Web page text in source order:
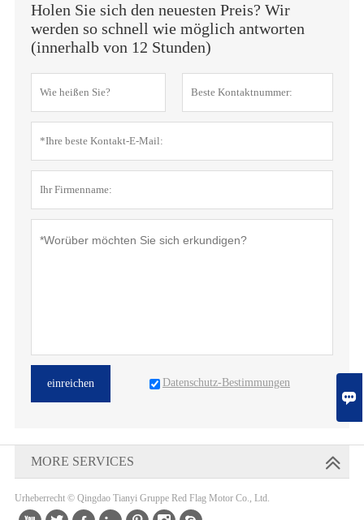

Holen Sie sich den neuesten Preis? Wir
werden so schnell wie möglich antworten
(innerhalb von 12 Stunden)
einreichen Datenschutz-Bestimmungen
MORE SERVICES
Urheberrecht © Qingdao Tianyi Gruppe Red Flag Motor Co., Ltd.